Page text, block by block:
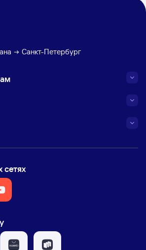
Санкт-Петербург